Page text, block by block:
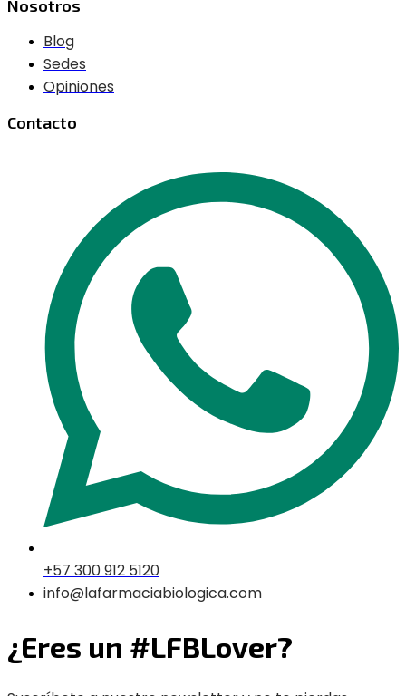
Nosotros
Blog
Sedes
Opiniones
Contacto
+57 300 912 5120
info@lafarmaciabiologica.com
¿Eres un #LFBLover?